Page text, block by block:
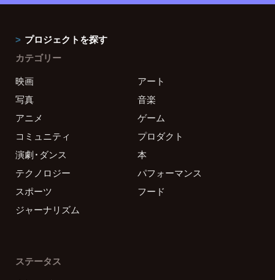
プロジェクトを探す
カテゴリー
映画
アート
写真
音楽
アニメ
ゲーム
コミュニティ
プロダクト
演劇・ダンス
本
テクノロジー
パフォーマンス
スポーツ
フード
ジャーナリズム
ステータス